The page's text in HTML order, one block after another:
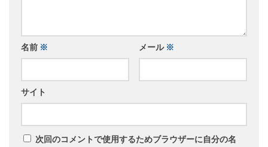
名前 ※ メール ※
サイト
次回のコメントで使用するためブラウザーに自分の名